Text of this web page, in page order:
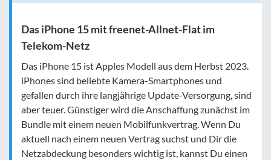
Das iPhone 15 mit freenet-Allnet-Flat im
Telekom-Netz
Das iPhone 15 ist Apples Modell aus dem Herbst 2023.
iPhones sind beliebte Kamera-Smartphones und
gefallen durch ihre langjährige Update-Versorgung, sind
aber teuer. Günstiger wird die Anschaffung zunächst im
Bundle mit einem neuen Mobilfunkvertrag. Wenn Du
aktuell nach einem neuen Vertrag suchst und Dir die
Netzabdeckung besonders wichtig ist, kannst Du einen